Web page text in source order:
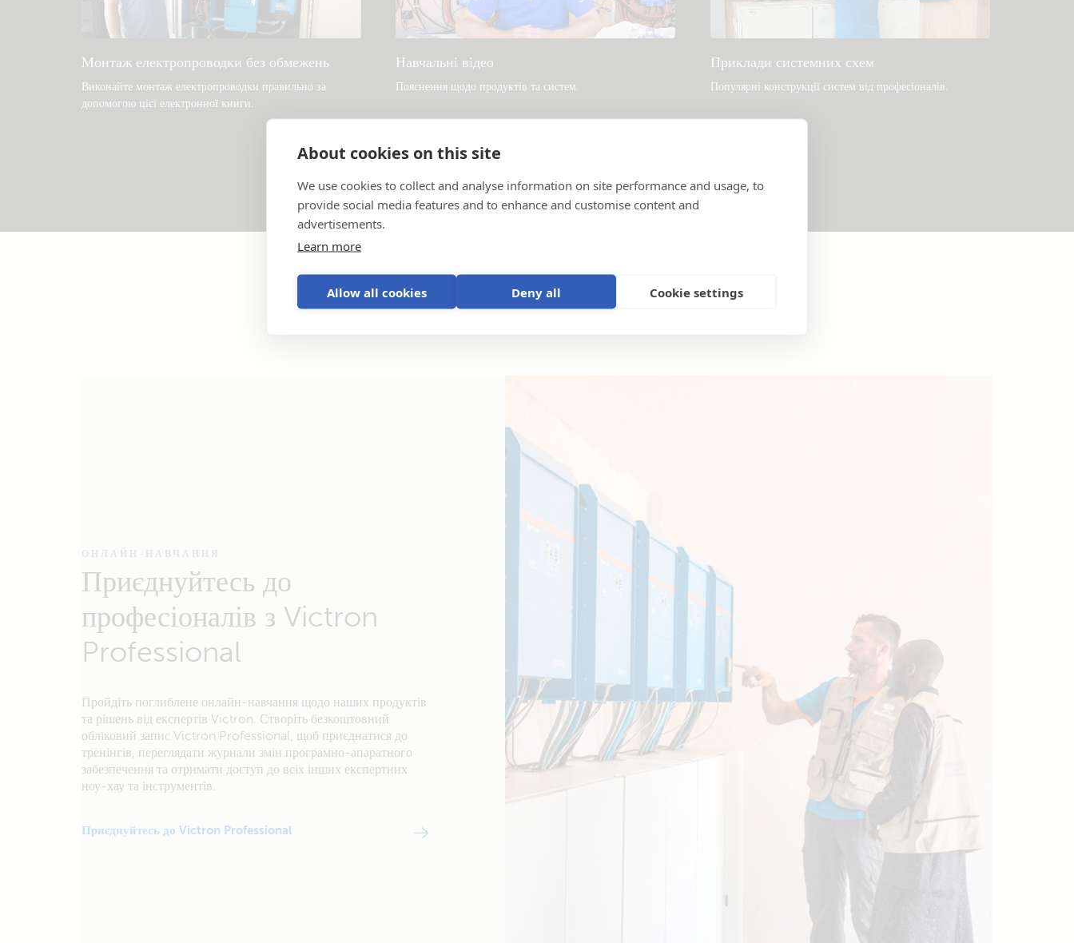
About cookies on this site
We use cookies to collect and analyse information on site performance and usage, to
provide social media features and to enhance and customise content and
advertisements.
Learn more
Allow all cookies Deny all Cookie settings
Монтаж електропроводки без обмежень
Виконайте монтаж електропроводки правильно за
допомогою цієї електронної книги.
Навчальні відео
Пояснення щодо продуктів та систем.
Приклади системних схем
Популярні конструкції систем від професіоналів.
ОНЛАЙН-НАВЧАННЯ
Приєднуйтесь до
професіоналів з Victron
Professional
Пройдіть поглиблене онлайн-навчання щодо наших продуктів
та рішень від експертів Victron. Створіть безкоштовний
обліковий запис Victron Professional, щоб приєднатися до
тренінгів, переглядати журнали змін програмно-апаратного
забезпечення та отримати доступ до всіх інших експертних
ноу-хау та інструментів.
Приєднуйтесь до Victron Professional